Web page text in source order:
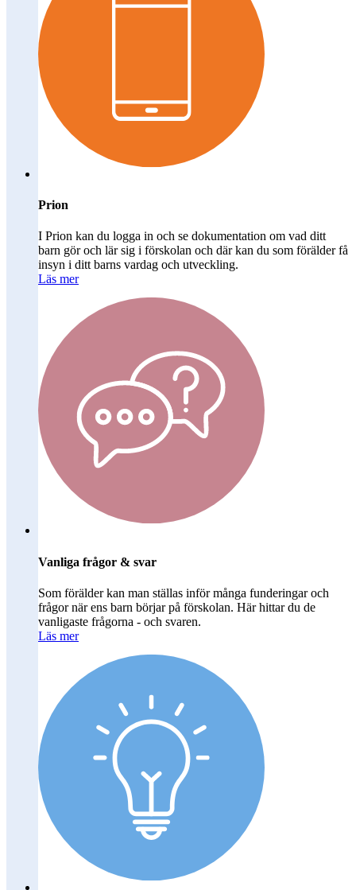
Prion
I Prion kan du logga in och se dokumentation om vad ditt
barn gör och lär sig i förskolan och där kan du som förälder få
insyn i ditt barns vardag och utveckling.
Läs mer
Vanliga frågor & svar
Som förälder kan man ställas inför många funderingar och
frågor när ens barn börjar på förskolan. Här hittar du de
vanligaste frågorna - och svaren.
Läs mer